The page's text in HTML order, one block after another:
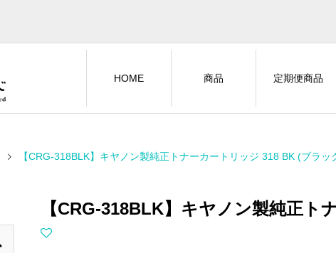
HOME 商品 定期便商品
【CRG-318BLK】キヤノン製純正トナーカートリッジ 318 BK (ブラッ
【CRG-318BLK】キヤノン製純正